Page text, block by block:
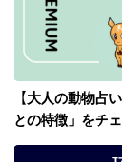
【大人の動物占
との特徴」をチ